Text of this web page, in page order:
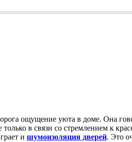
ощущение уюта в доме. Она
в связи со стремлением к
и шумоизоляция дверей. Это